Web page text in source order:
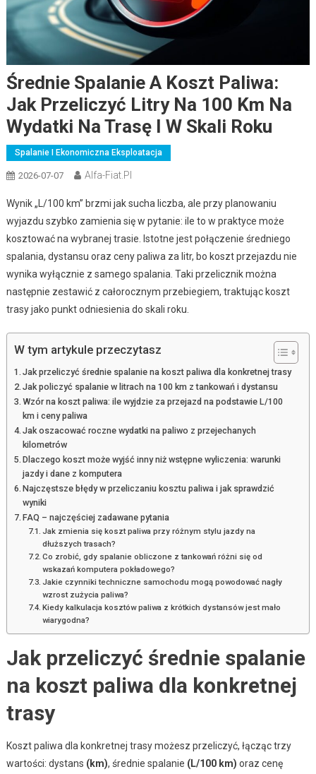
Średnie Spalanie A Koszt Paliwa:
Jak Przeliczyć Litry Na 100 Km Na
Wydatki Na Trasę I W Skali Roku
Spalanie I Ekonomiczna Eksploatacja
2026-07-07 Alfa-Fiat.pl
Wynik „L/100 km” brzmi jak sucha liczba, ale przy planowaniu
wyjazdu szybko zamienia się w pytanie: ile to w praktyce może
kosztować na wybranej trasie. Istotne jest połączenie średniego
spalania, dystansu oraz ceny paliwa za litr, bo koszt przejazdu nie
wynika wyłącznie z samego spalania. Taki przelicznik można
następnie zestawić z całorocznym przebiegiem, traktując koszt
trasy jako punkt odniesienia do skali roku.
W tym artykule przeczytasz
Jak przeliczyć średnie spalanie na koszt paliwa dla konkretnej trasy
Jak policzyć spalanie w litrach na 100 km z tankowań i dystansu
Wzór na koszt paliwa: ile wyjdzie za przejazd na podstawie L/100
km i ceny paliwa
Jak oszacować roczne wydatki na paliwo z przejechanych
kilometrów
Dlaczego koszt może wyjść inny niż wstępne wyliczenia: warunki
jazdy i dane z komputera
Najczęstsze błędy w przeliczaniu kosztu paliwa i jak sprawdzić
wyniki
FAQ – najczęściej zadawane pytania
Jak zmienia się koszt paliwa przy różnym stylu jazdy na
dłuższych trasach?
Co zrobić, gdy spalanie obliczone z tankowań różni się od
wskazań komputera pokładowego?
Jakie czynniki techniczne samochodu mogą powodować nagły
wzrost zużycia paliwa?
Kiedy kalkulacja kosztów paliwa z krótkich dystansów jest mało
wiarygodna?
Jak przeliczyć średnie spalanie
na koszt paliwa dla konkretnej
trasy
Koszt paliwa dla konkretnej trasy możesz przeliczyć, łącząc trzy
wartości: dystans (km), średnie spalanie (L/100 km) oraz cenę